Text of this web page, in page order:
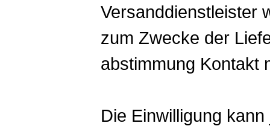
Versanddienstleister
zum Zwecke der
abstimmung Kontakt
Die Einwilligung